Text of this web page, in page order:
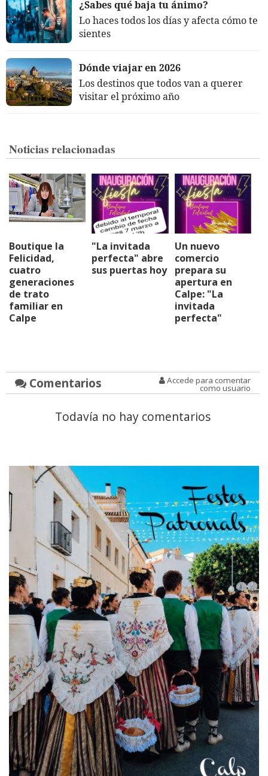
¿Sabes qué baja tu ánimo?
Lo haces todos los días y afecta cómo te
sientes
Dónde viajar en 2026
Los destinos que todos van a querer
visitar el próximo año
Noticias relacionadas
Boutique la
Felicidad,
cuatro
generaciones
de trato
familiar en
Calpe
"La invitada
perfecta" abre
sus puertas hoy
Un nuevo
comercio
prepara su
apertura en
Calpe: "La
invitada
perfecta"
Comentarios Accede para comentar
como usuario
Todavía no hay comentarios